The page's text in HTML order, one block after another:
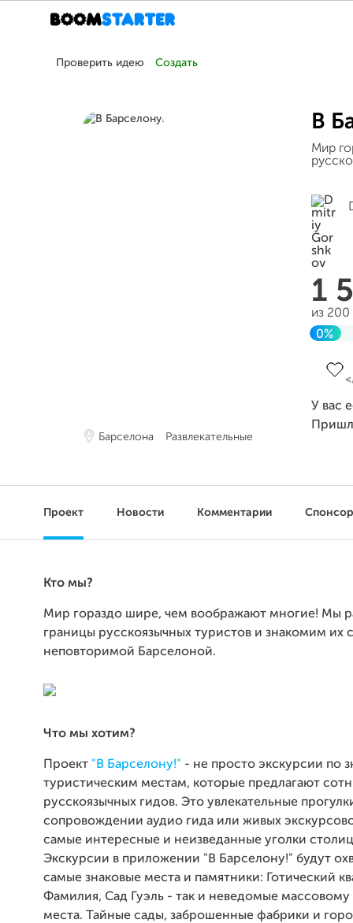
Проверить идею Создать
Барселона Развлекательные
В
Мир
1
из
0%
У вас
Проект Новости Комментарии
Кто мы?
Мир гораздо шире, чем воображают многие! Мы
границы русскоязычных туристов и знакомим их с
неповторимой Барселоной.
Что мы хотим?
Проект "В Барселону!" - не просто экскурсии по
туристическим местам, которые предлагают
русскоязычных гидов. Это увлекательные
сопровождении аудио гида или живых
самые интересные и неизведанные уголки
Экскурсии в приложении "В Барселону!" будут
самые знаковые места и памятники: Готический
Фамилия, Сад Гуэль - так и неведомые массовому
места. Тайные сады, заброшенные фабрики и